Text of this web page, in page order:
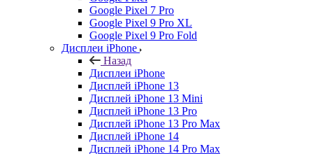
Google Pixel 7 Pro
Google Pixel 9 Pro XL
Google Pixel 9 Pro Fold
Дисплеи iPhone
Назад
Дисплеи iPhone
Дисплей iPhone 13
Дисплей iPhone 13 Mini
Дисплей iPhone 13 Pro
Дисплей iPhone 13 Pro Max
Дисплей iPhone 14
Дисплей iPhone 14 Pro Max